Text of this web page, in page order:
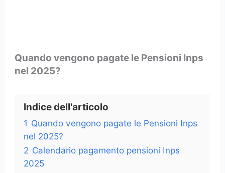
Quando vengono pagate le Pensioni Inps
nel 2025?
Indice dell'articolo
1 Quando vengono pagate le Pensioni Inps
nel 2025?
2 Calendario pagamento pensioni Inps
2025